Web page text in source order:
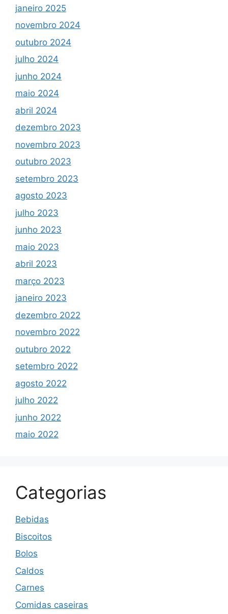
janeiro 2025
novembro 2024
outubro 2024
julho 2024
junho 2024
maio 2024
abril 2024
dezembro 2023
novembro 2023
outubro 2023
setembro 2023
agosto 2023
julho 2023
junho 2023
maio 2023
abril 2023
março 2023
janeiro 2023
dezembro 2022
novembro 2022
outubro 2022
setembro 2022
agosto 2022
julho 2022
junho 2022
maio 2022
Categorias
Bebidas
Biscoitos
Bolos
Caldos
Carnes
Comidas caseiras